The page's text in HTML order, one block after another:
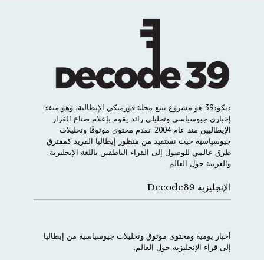
ديكود39 هو مشروع يتبع مجلة فورميكي الإيطالية، وهو منفذ
إخباري جيوسياسي وتحليلي رائد يقوم بإعلام صناع القرار
الإيطاليين منذ عام 2004. نقدم محتوى موثوقًا وتحليلات
جيوسياسية حيث نستفيد من منظور إيطاليا الفريد كمفترق
طرق عالمي للوصول إلى القراء الناطقين باللغة الإنجليزية
والعربية حول العالم
الإنجليزية Decode39
أخبار يومية ومحتوى موثوق وتحليلات جيوسياسية من إيطاليا
إلى قراء الإنجليزية حول العالم.